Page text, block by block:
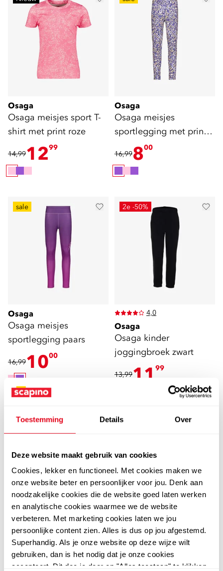
Toestemming Details Over
Deze website maakt gebruik van cookies
Cookies, lekker en functioneel. Met cookies maken we
onze website beter en persoonlijker voor jou. Denk aan
noodzakelijke cookies die de website goed laten werken
en analytische cookies waarmee we de website
verbeteren. Met marketing cookies laten we jou
persoonlijke content zien. Alles is dus op jou afgestemd.
Superhandig. Als je onze website op deze wijze wilt
gebruiken, dan is het nodig dat je onze cookies
accepteert. Dit doe je door op "Alles toestaan" te klikken.
Osaga
Osaga meisjes sport T-
shirt met print roze
14,991299
Osaga
Osaga meisjes
sportlegging met print
paars geel
16,99800
sale
Osaga
Osaga meisjes
sportlegging paars
16,991000
2e -50%
4,0
Osaga
Osaga kinder
joggingbroek zwart
13,9911 99
Osaga
Osga Dry kinder sport T-
shirt met backprint
Adidas
Adidas J SERE kinder
sport T-shirt rood